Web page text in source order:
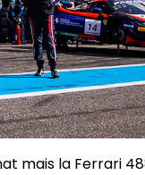
mais la Ferrari